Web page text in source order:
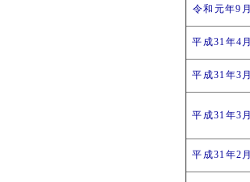
令和元年9月
平成31年4月
平成31年3月
平成31年3月
平成31年2月